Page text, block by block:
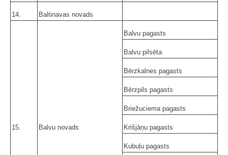
14. Baltinavas novads
15. Balvu novads
Balvu pagasts
Balvu pilsēta
Bērzkalnes pagasts
Bērzpils pagasts
Briežuciema pagasts
Krišjāņu pagasts
Kubuļu pagasts